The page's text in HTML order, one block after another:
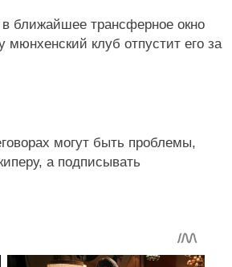
ближайшее трансферное окно
клуб отпустит его за
могут быть проблемы,
а подписывать